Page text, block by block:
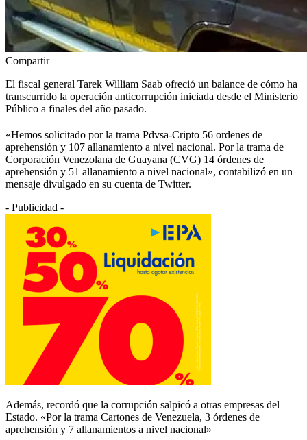
Compartir
El fiscal general Tarek William Saab ofreció un balance de cómo ha
transcurrido la operación anticorrupción iniciada desde el Ministerio
Público a finales del año pasado.
«Hemos solicitado por la trama Pdvsa-Cripto 56 ordenes de
aprehensión y 107 allanamiento a nivel nacional. Por la trama de
Corporación Venezolana de Guayana (CVG) 14 órdenes de
aprehensión y 51 allanamiento a nivel nacional», contabilizó en un
mensaje divulgado en su cuenta de Twitter.
- Publicidad -
Además, recordó que la corrupción salpicó a otras empresas del
Estado. «Por la trama Cartones de Venezuela, 3 órdenes de
aprehensión y 7 allanamientos a nivel nacional»